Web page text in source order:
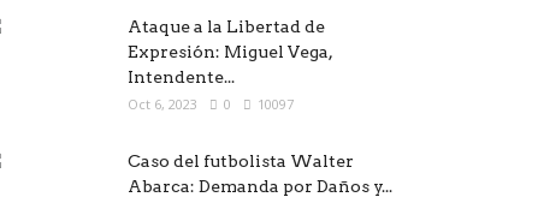
Ataque a la Libertad de
Expresión: Miguel Vega,
Intendente...
Oct 6, 2023 0 10097
Caso del futbolista Walter
Abarca: Demanda por Daños y...